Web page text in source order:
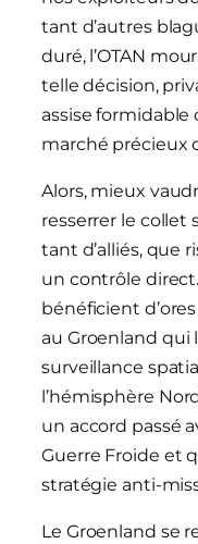
tant d’autres
duré, l’OTAN
telle décision,
assise formidable
marché précieux
Alors, mieux
resserrer le collet
tant d’alliés, que
un contrôle
bénéficient
au Groenland qui
surveillance
l’hémisphère
un accord passé
Guerre Froide et
stratégie anti-
Le Groenland se